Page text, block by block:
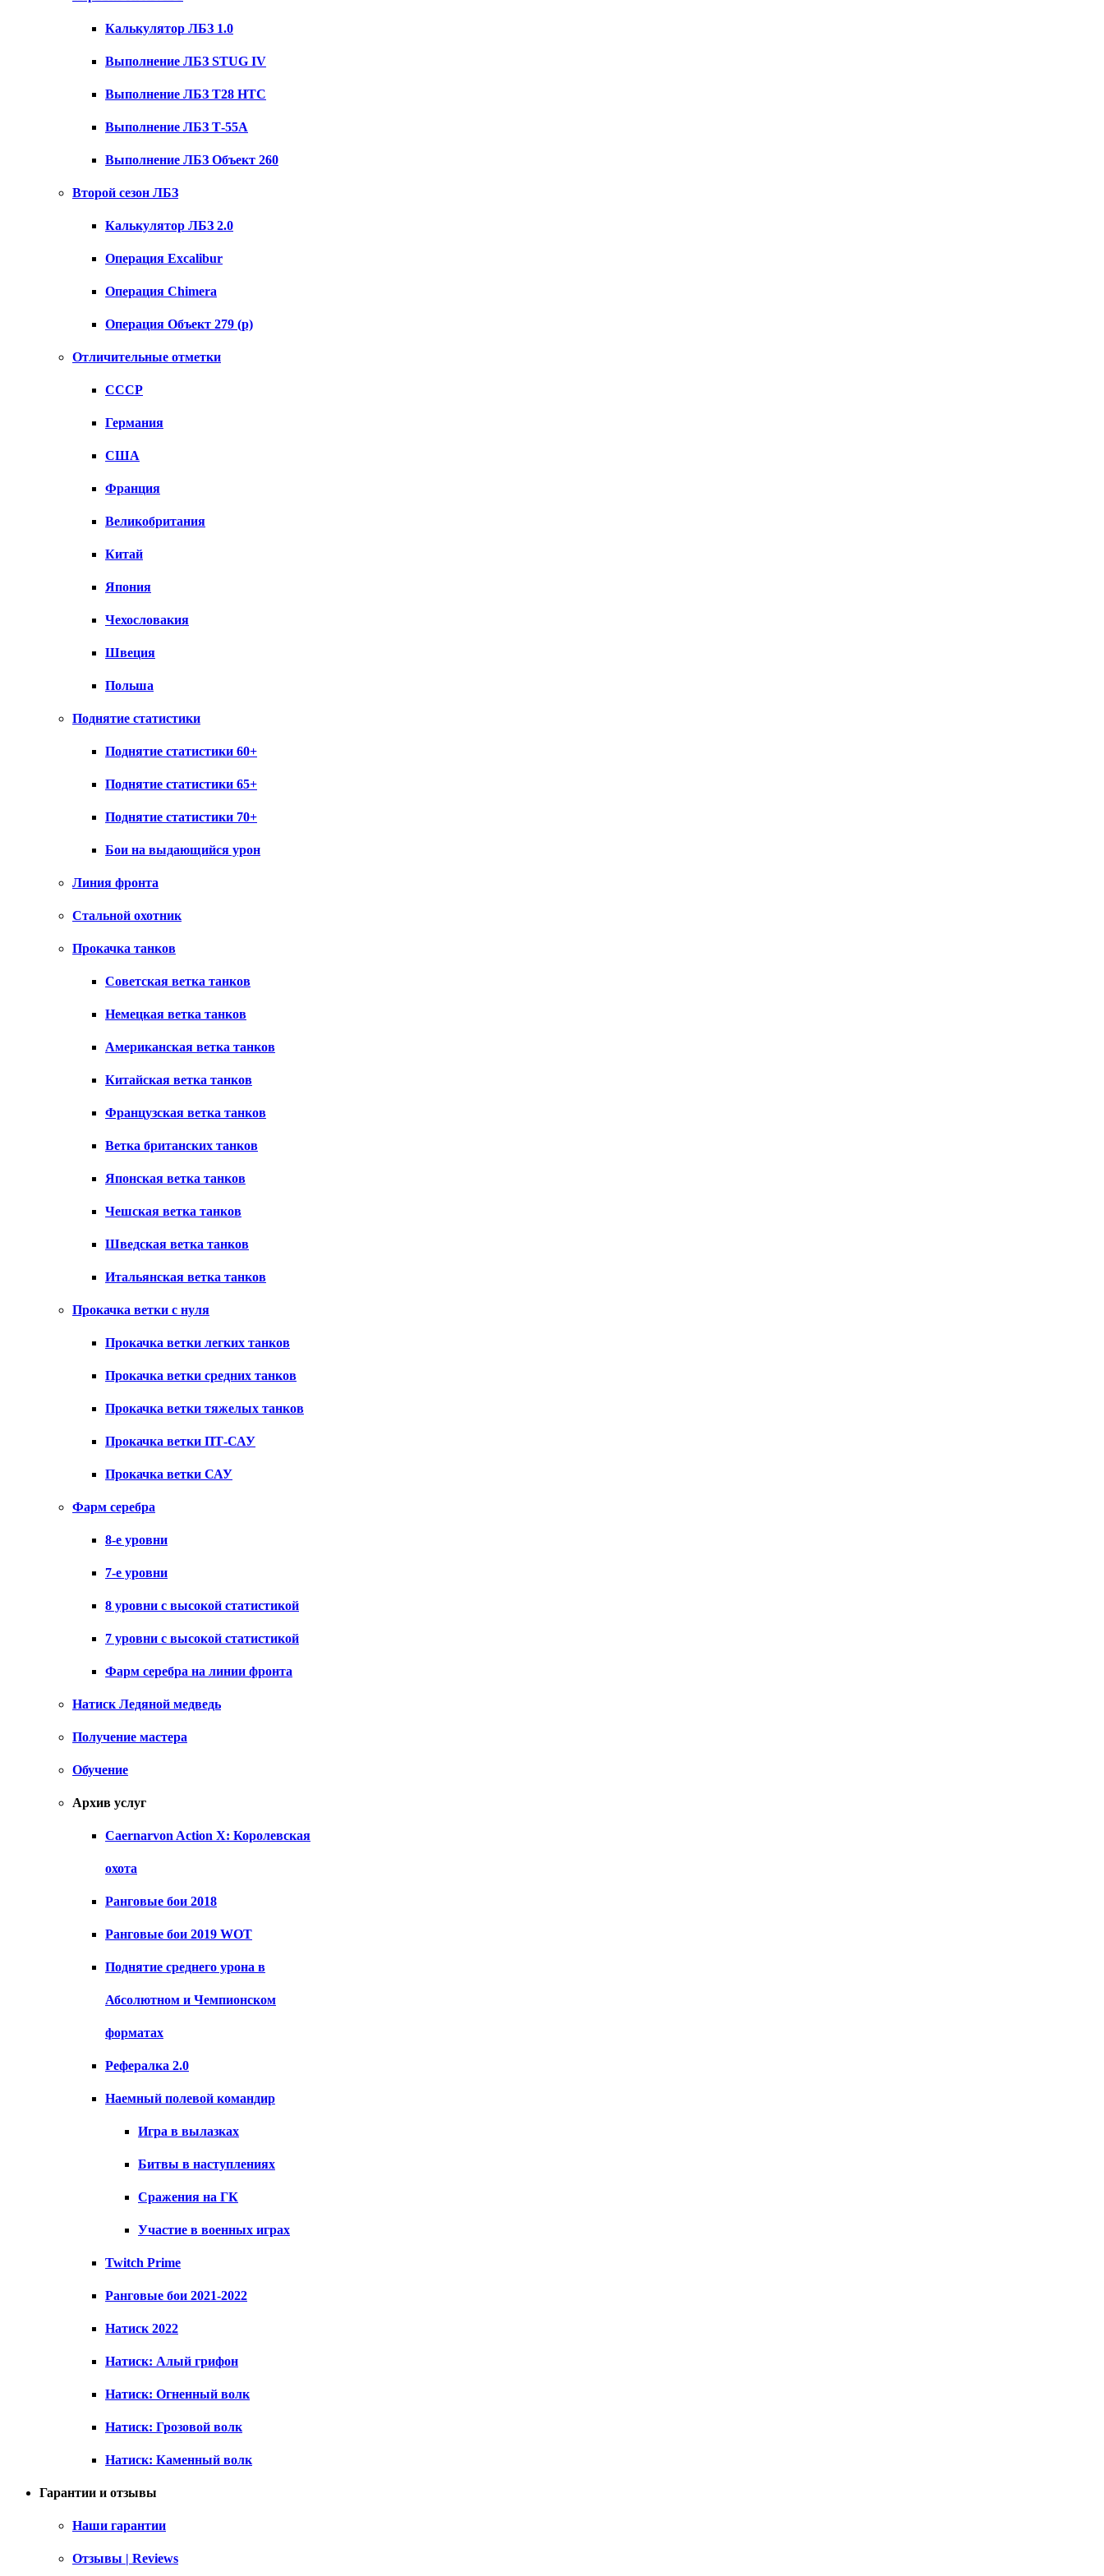
Калькулятор ЛБЗ 1.0
Выполнение ЛБЗ STUG IV
Выполнение ЛБЗ T28 HTC
Выполнение ЛБЗ Т-55А
Выполнение ЛБЗ Объект 260
Второй сезон ЛБЗ
Калькулятор ЛБЗ 2.0
Операция Excalibur
Операция Chimera
Операция Объект 279 (р)
Отличительные отметки
СССР
Германия
США
Франция
Великобритания
Китай
Япония
Чехословакия
Швеция
Польша
Поднятие статистики
Поднятие статистики 60+
Поднятие статистики 65+
Поднятие статистики 70+
Бои на выдающийся урон
Линия фронта
Стальной охотник
Прокачка танков
Советская ветка танков
Немецкая ветка танков
Американская ветка танков
Китайская ветка танков
Французская ветка танков
Ветка британских танков
Японская ветка танков
Чешская ветка танков
Шведская ветка танков
Итальянская ветка танков
Прокачка ветки с нуля
Прокачка ветки легких танков
Прокачка ветки средних танков
Прокачка ветки тяжелых танков
Прокачка ветки ПТ-САУ
Прокачка ветки САУ
Фарм серебра
8-е уровни
7-е уровни
8 уровни с высокой статистикой
7 уровни с высокой статистикой
Фарм серебра на линии фронта
Натиск Ледяной медведь
Получение мастера
Обучение
Архив услуг
Caernarvon Action X: Королевская
охота
Ранговые бои 2018
Ранговые бои 2019 WOT
Поднятие среднего урона в
Абсолютном и Чемпионском
форматах
Рефералка 2.0
Наемный полевой командир
Игра в вылазках
Битвы в наступлениях
Сражения на ГК
Участие в военных играх
Twitch Prime
Ранговые бои 2021-2022
Натиск 2022
Натиск: Алый грифон
Натиск: Огненный волк
Натиск: Грозовой волк
Натиск: Каменный волк
Гарантии и отзывы
Наши гарантии
Отзывы | Reviews